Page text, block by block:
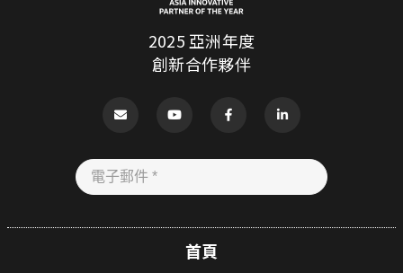
2025 亞洲年度
創新合作夥伴
首頁